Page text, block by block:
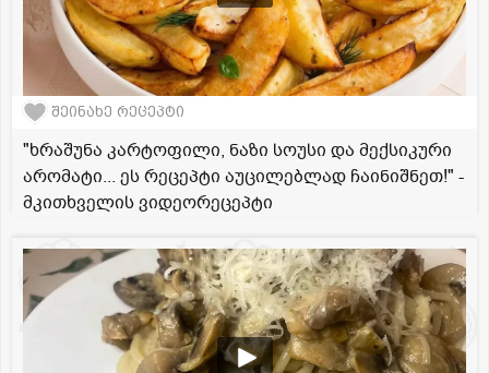
შეინახე რეცეპტი
"ხრაშუნა კარტოფილი, ნაზი სოუსი და მექსიკური
არომატი... ეს რეცეპტი აუცილებლად ჩაინიშნეთ!" -
მკითხველის ვიდეორეცეპტი